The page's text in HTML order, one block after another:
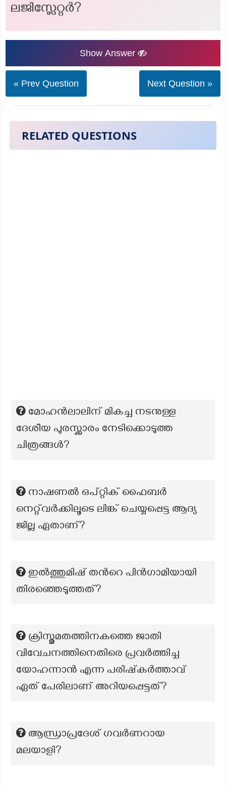
ലജിസ്ലേറ്റർ?
Show Answer
« Prev Question Next Question »
RELATED QUESTIONS
മോഹൻലാലിന് മികച്ച നടനുള്ള
ദേശീയ പുരസ്ക്കാരം നേടിക്കൊടുത്ത
ചിത്രങ്ങൾ?
നാഷണൽ ഒപ്റ്റിക് ഫൈബർ
നെറ്റ്‌വർക്കിലൂടെ ലിങ്ക് ചെയ്യപ്പെട്ട ആദ്യ
ജില്ല ഏതാണ്?
ഇൽത്തുമിഷ് തൻറെ പിൻഗാമിയായി
തിരഞ്ഞെടുത്തത്?
ക്രിസ്തുമതത്തിനകത്തെ ജാതി
വിവേചനത്തിനെതിരെ പ്രവർത്തിച്ച
യോഹന്നാൻ എന്ന പരിഷ്‌കർത്താവ്
ഏത് പേരിലാണ് അറിയപ്പെട്ടത്?
ആന്ധ്രാപ്രദേശ് ഗവർണറായ
മലയാളി?